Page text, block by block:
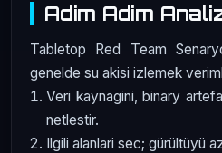
Adim Adim
Tabletop Red Team
genelde su akisi izlemek
Veri kaynagini, binary
netlestir.
Ilgili alanlari sec; gürültüyü